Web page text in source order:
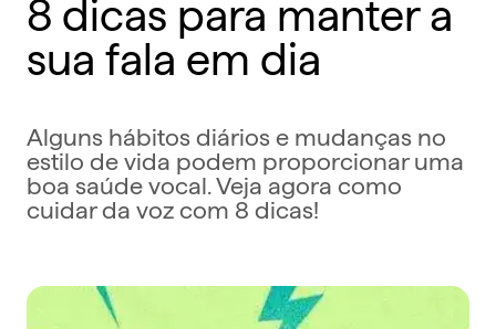
sua fala em dia
Alguns hábitos diários e mudanças no
estilo de vida podem proporcionar uma
boa saúde vocal. Veja agora como
cuidar da voz com 8 dicas!